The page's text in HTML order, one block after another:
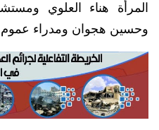
المرأة هناء العلوي
وحسين هجوان ومدراء عموم